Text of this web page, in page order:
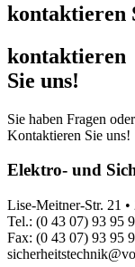
kontaktieren
kontaktieren
Sie uns!
Sie haben Fragen
Kontaktieren Sie uns!
Elektro- und
Lise-Meitner-Str. 21
Tel.: (0 43 07) 93 95
Fax: (0 43 07) 93 95